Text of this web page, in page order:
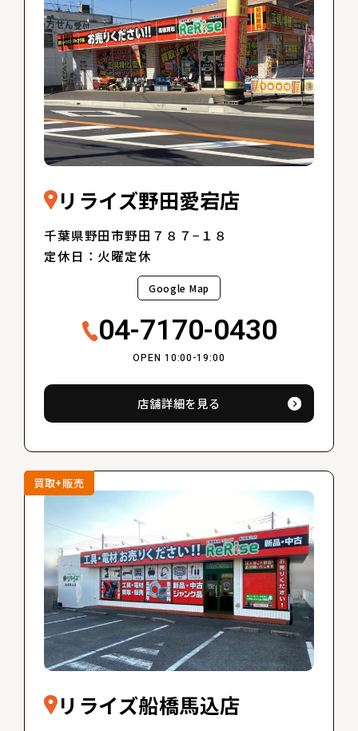
リライズ野田愛宕店
千葉県野田市野田７８７−１８
定休日：火曜定休
Google Map
04-7170-0430
OPEN 10:00-19:00
店舗詳細を見る
買取+販売
リライズ船橋馬込店